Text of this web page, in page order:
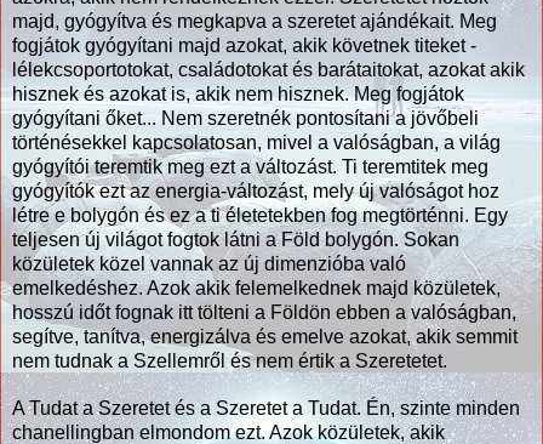
majd, gyógyítva és megkapva a szeretet ajándékait. Meg
fogjátok gyógyítani majd azokat, akik követnek titeket -
lélekcsoportotokat, családotokat és barátaitokat, azokat akik
hisznek és azokat is, akik nem hisznek. Meg fogjátok
gyógyítani őket... Nem szeretnék pontosítani a jövőbeli
történésekkel kapcsolatosan, mivel a valóságban, a világ
gyógyítói teremtik meg ezt a változást. Ti teremtitek meg
gyógyítók ezt az energia-változást, mely új valóságot hoz
létre e bolygón és ez a ti életetekben fog megtörténni. Egy
teljesen új világot fogtok látni a Föld bolygón. Sokan
közületek közel vannak az új dimenzióba való
emelkedéshez. Azok akik felemelkednek majd közületek,
hosszú időt fognak itt tölteni a Földön ebben a valóságban,
segítve, tanítva, energizálva és emelve azokat, akik semmit
nem tudnak a Szellemről és nem értik a Szeretetet.
A Tudat a Szeretet és a Szeretet a Tudat. Én, szinte minden
chanellingban elmondom ezt. Azok közületek, akik